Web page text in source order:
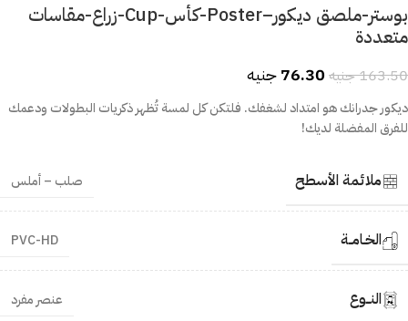
بوستر-ملصق ديكور–Poster-كأس-Cup-زراع-مقاسات
متعددة
163.50جنيه 76.30جنيه
ديكور جدرانك هو امتداد لشغفك. فلتكن كل لمسة تُظهر ذكريات البطولات ودعمك
للفرق المفضلة لديك!
ملائمة الأسطح صلب – أملس
الخـامــة PVC-HD
النــوع عنصر مفرد